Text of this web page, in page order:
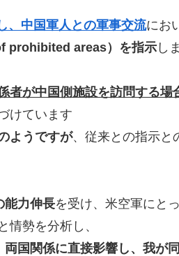
、中国軍人との軍事交流にお
prohibited areas）を指示 し
者が中国側施設を訪問する場
けています
ようですが、従来との指示と
能力伸長を受け、米空軍にと
情勢を分析し、
国関係に直接影響し、我が